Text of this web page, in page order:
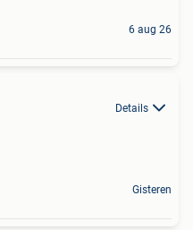
6 aug 26
Details
Gisteren